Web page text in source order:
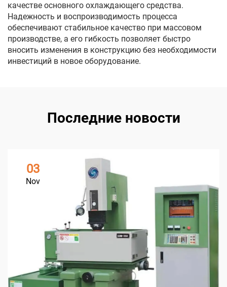
качестве основного охлаждающего средства.
Надежность и воспроизводимость процесса
обеспечивают стабильное качество при массовом
производстве, а его гибкость позволяет быстро
вносить изменения в конструкцию без необходимости
инвестиций в новое оборудование.
Последние новости
03
Nov